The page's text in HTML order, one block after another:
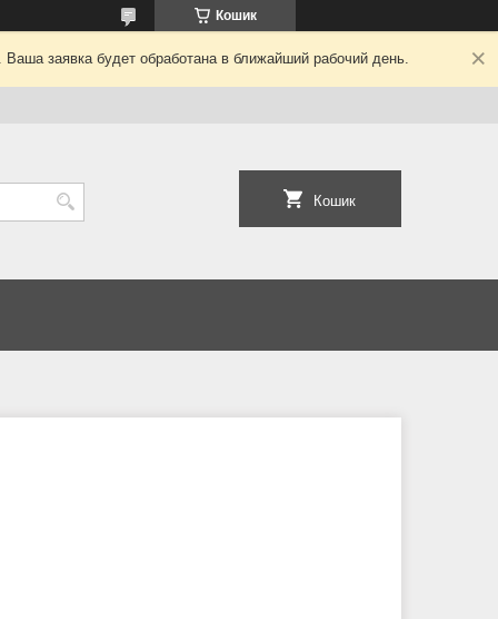
Кошик
заявка будет обработана в ближайший рабочий день.
Кошик